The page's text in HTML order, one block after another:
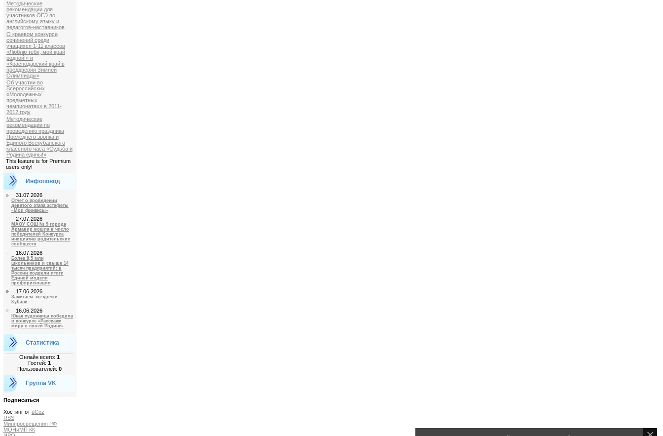
Методические
рекомендации для
участников ОГЭ по
английскому языку и
педагогов-наставников
О краевом конкурсе
сочинений среди
учащихся 1-11 классов
«Люблю тебя, мой край
родной!» и
«Краснодарский край в
преддверии Зимней
Олимпиады»
Об участии во
Всероссийских
«Молодежных
предметных
чемпионатах» в 2011-
2012 году
Методические
рекомендации по
проведению праздника
Последнего звонка и
Единого Всекубанского
классного часа «Судьба и
Родина едины!»
This feature is for Premium
users only!
Инфоповод
31.07.2026
Отчет о проведении
девятого этапа эстафеты
«Мои финансы»
27.07.2026
МАОУ СОШ № 9 города
Армавир вошла в число
победителей Конкурса
инициатив родительских
сообществ
16.07.2026
Более 8,5 млн
школьников и свыше 14
тысяч предприятий: в
России подвели итоги
Единой модели
профориентации
17.06.2026
Зажигаем звездочки
Кубани
16.06.2026
Юная художница победила
в конкурсе «Расскажи
миру о своей Родине»
Статистика
Онлайн всего: 1
Гостей: 1
Пользователей: 0
Группа VK
Подписаться
Хостинг от uCoz
RSS
Минпросвещения РФ
МОНиМП КК